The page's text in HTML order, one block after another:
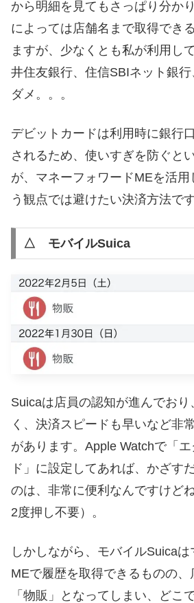
から明細を見てもさっぱり分か
によっては店舗名まで取得でき
ますが、少なくとも私が利用し
井住友銀行、住信SBIネット銀
ダメ。。。
デビットカードは利用時に銀行
されるため、使いすぎを防ぐと
が、マネーフォワードMEを活
う観点では避けたい決済方法です
△ モバイルSuica
Suicaは店員の認知が進んでおり
く、決済スピードも早いなど非
があります。Apple Watchで「
ド」に設定してあれば、かざす
のは、非常に便利なんですけど
2度押し不要）。
しかしながら、モバイルSuica
MEで履歴を取得できるものの、
「物販」となってしまい、どこ